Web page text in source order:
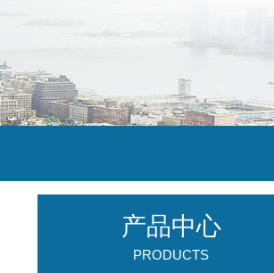
产品中心
PRODUCTS